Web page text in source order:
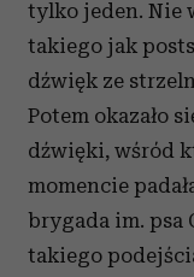
korzystania z ich
tylko jeden. Nie
takiego jak
dźwięk ze
Potem okazało
dźwięki, wśród
momencie
brygada im. psa
takiego